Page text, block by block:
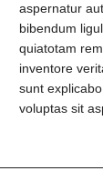
aspernatur
bibendum
quiatotam
inventore
sunt
voluptas sit